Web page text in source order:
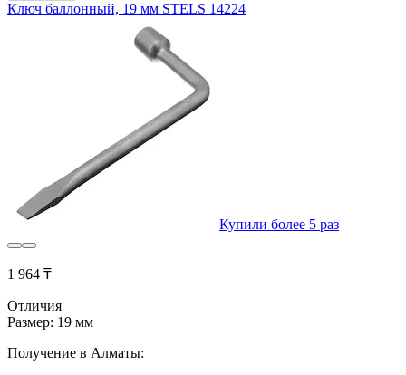
Ключ баллонный, 19 мм STELS 14224
Купили более 5 раз
1 964 ₸
Отличия
Размер: 19 мм
Получение в Алматы: